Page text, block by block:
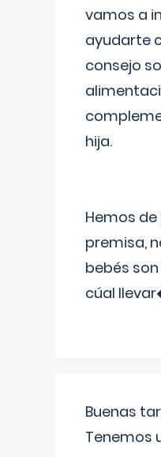
vamos a
ayudarte
consejo
hija.
Hemos
premisa,
bebés
cúal
Buenas
Tenemos